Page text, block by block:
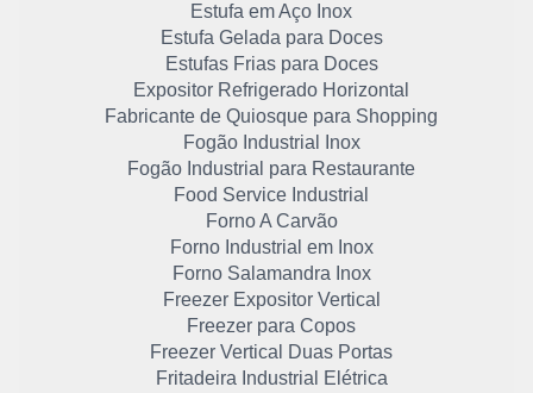
Estufa em Aço Inox
Estufa Gelada para Doces
Estufas Frias para Doces
Expositor Refrigerado Horizontal
Fabricante de Quiosque para Shopping
Fogão Industrial Inox
Fogão Industrial para Restaurante
Food Service Industrial
Forno A Carvão
Forno Industrial em Inox
Forno Salamandra Inox
Freezer Expositor Vertical
Freezer para Copos
Freezer Vertical Duas Portas
Fritadeira Industrial Elétrica